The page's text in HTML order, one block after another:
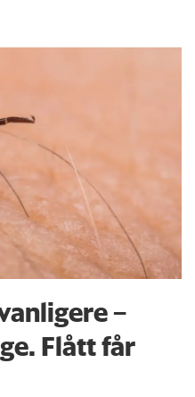
–
Flått får